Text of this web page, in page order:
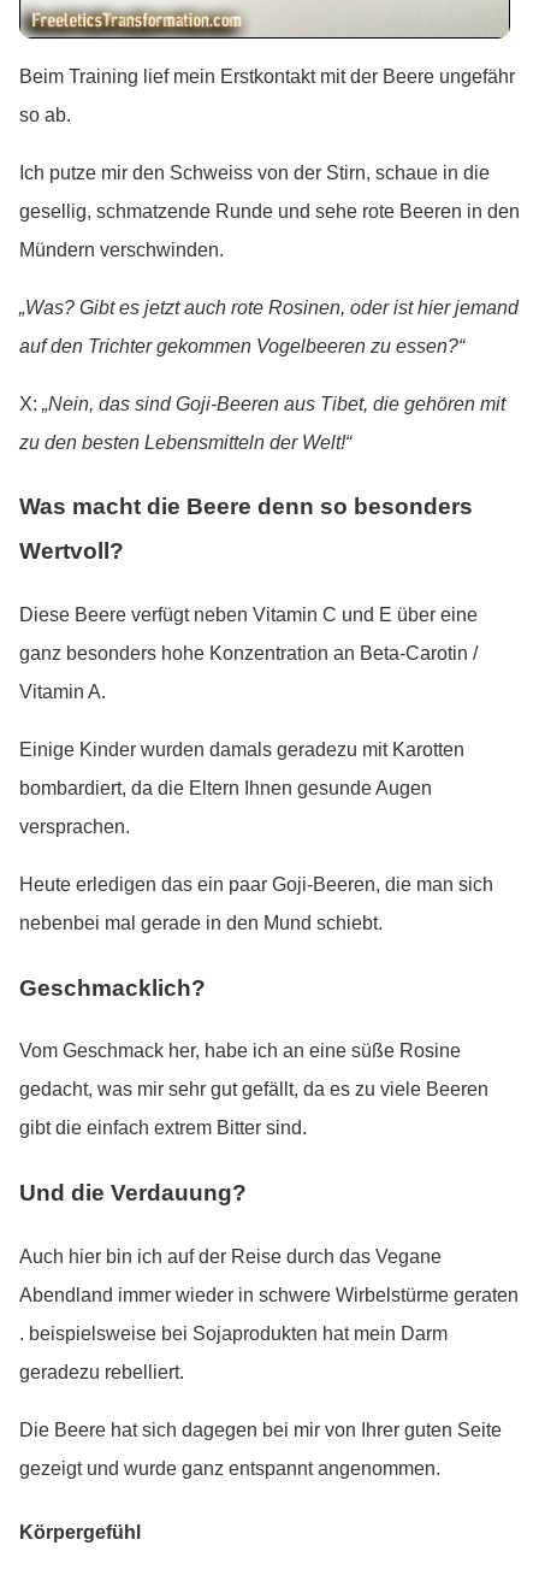
Beim Training lief mein Erstkontakt mit der Beere ungefähr
so ab.
Ich putze mir den Schweiss von der Stirn, schaue in die
gesellig, schmatzende Runde und sehe rote Beeren in den
Mündern verschwinden.
„Was? Gibt es jetzt auch rote Rosinen, oder ist hier jemand
auf den Trichter gekommen Vogelbeeren zu essen?“
X: „Nein, das sind Goji-Beeren aus Tibet, die gehören mit
zu den besten Lebensmitteln der Welt!“
Was macht die Beere denn so besonders
Wertvoll?
Diese Beere verfügt neben Vitamin C und E über eine
ganz besonders hohe Konzentration an Beta-Carotin /
Vitamin A.
Einige Kinder wurden damals geradezu mit Karotten
bombardiert, da die Eltern Ihnen gesunde Augen
versprachen.
Heute erledigen das ein paar Goji-Beeren, die man sich
nebenbei mal gerade in den Mund schiebt.
Geschmacklich?
Vom Geschmack her, habe ich an eine süße Rosine
gedacht, was mir sehr gut gefällt, da es zu viele Beeren
gibt die einfach extrem Bitter sind.
Und die Verdauung?
Auch hier bin ich auf der Reise durch das Vegane
Abendland immer wieder in schwere Wirbelstürme geraten
. beispielsweise bei Sojaprodukten hat mein Darm
geradezu rebelliert.
Die Beere hat sich dagegen bei mir von Ihrer guten Seite
gezeigt und wurde ganz entspannt angenommen.
Körpergefühl